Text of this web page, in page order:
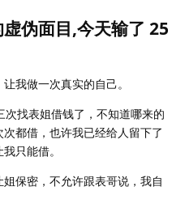
伪面目,今天输了 25
我做一次真实的自己。
找表姐借钱了，不知道哪来的
都借，也许我已经给人留下了
只能借。
保密，不允许跟表哥说，我自